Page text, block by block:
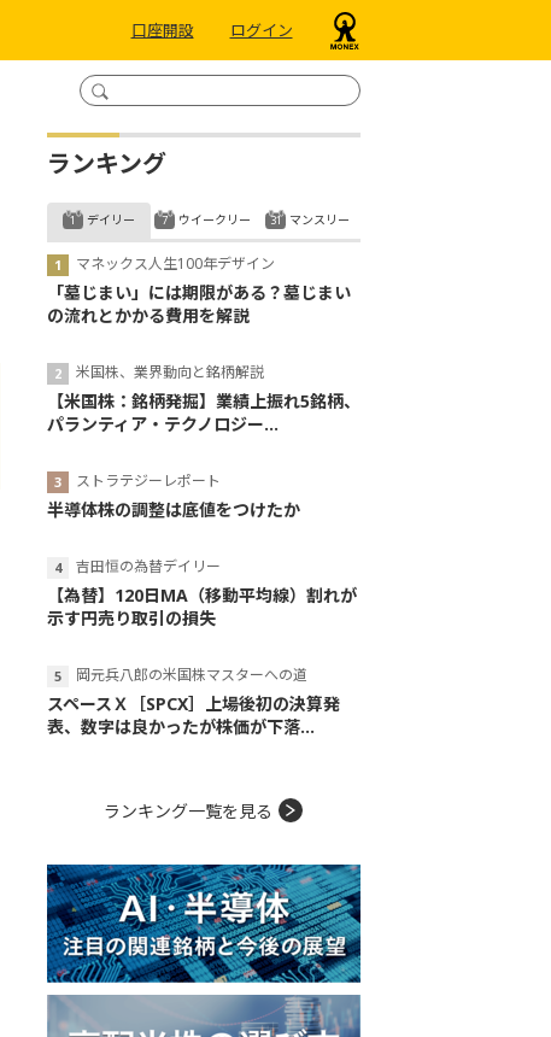
口座開設 ログイン
ランキング
デイリー
マネックス人生100年デザイン
「墓じまい」には期限がある？墓じまい
の流れとかかる費用を解説
米国株、業界動向と銘柄解説
【米国株：銘柄発掘】業績上振れ5銘柄、
パランティア・テクノロジー...
ストラテジーレポート
半導体株の調整は底値をつけたか
吉田恒の為替デイリー
【為替】120日MA（移動平均線）割れが
示す円売り取引の損失
岡元兵八郎の米国株マスターへの道
スペースＸ［SPCX］上場後初の決算発
表、数字は良かったが株価が下落...
ウイークリー マンスリー
ランキング一覧を見る